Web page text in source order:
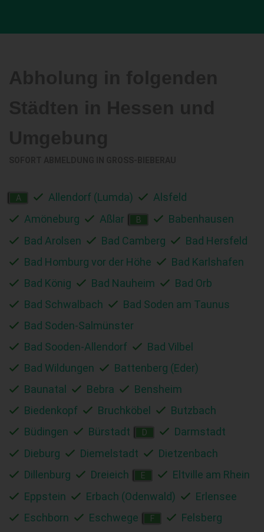
A Allendorf (Lumda)
Alsfeld
Amöneburg
Aßlar B
Babenhausen
Bad Arolsen
Bad Camberg
Bad Hersfeld
Bad Homburg vor der Höhe
Bad Karlshafen
Bad König
Bad Nauheim
Bad Orb
Bad Schwalbach
Bad Soden am Taunus
Bad Soden-Salmünster
Bad Sooden-Allendorf
Bad Vilbel
Bad Wildungen
Battenberg (Eder)
Baunatal
Bebra
Bensheim
Biedenkopf
Bruchköbel
Butzbach
Büdingen
Bürstadt D
Darmstadt
Dieburg
Diemelstadt
Dietzenbach
Dillenburg
Dreieich E
Eltville am Rhein
Eppstein
Erbach (Odenwald)
Erlensee
Eschborn
Eschwege F
Felsberg